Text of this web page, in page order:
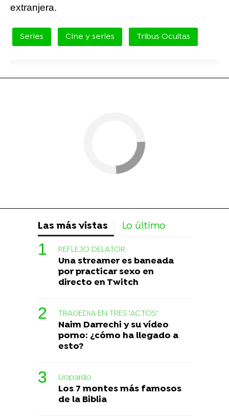
extranjera.
Series Cine y series Tribus Ocultas
Las más vistas Lo último
REFLEJO DELATOR
Una streamer es baneada
por practicar sexo en
directo en Twitch
TRAGEDIA EN TRES 'ACTOS'
Naim Darrechi y su vídeo
porno: ¿cómo ha llegado a
esto?
Liopardo
Los 7 montes más famosos
de la Biblia